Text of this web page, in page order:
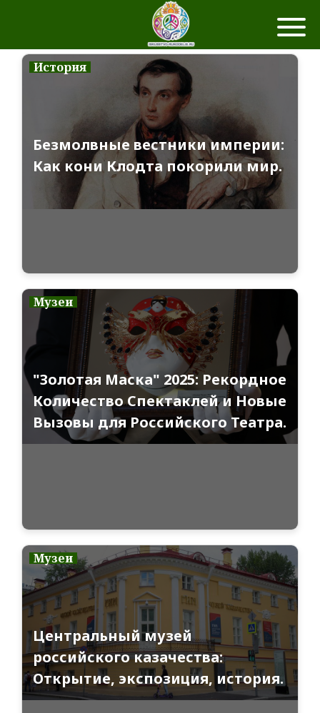
История
Безмолвные вестники империи:
Как кони Клодта покорили мир.
Музеи
"Золотая Маска" 2025: Рекордное
Количество Спектаклей и Новые
Вызовы для Российского Театра.
Музеи
Центральный музей
российского казачества:
Открытие, экспозиция, история.